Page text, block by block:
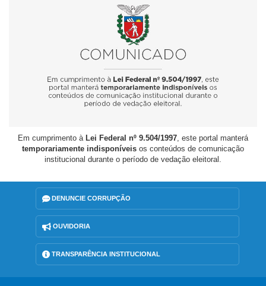
Em cumprimento à Lei Federal nº 9.504/1997, este portal manterá
temporariamente indisponíveis os conteúdos de comunicação
institucional durante o período de vedação eleitoral.
DENUNCIE CORRUPÇÃO
OUVIDORIA
TRANSPARÊNCIA INSTITUCIONAL